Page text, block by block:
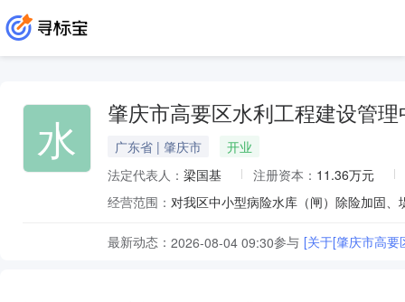
水 肇庆市高要区水利工程建设管理
广东省 | 肇庆市
开业
法定代表人： 梁国基 注册资本： 11.36万元
经营范围：
最新动态： 2026-08-04 09:30参与 [关于[肇庆市高